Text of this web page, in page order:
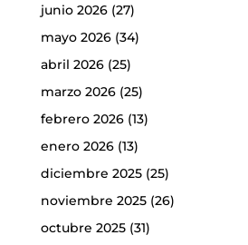
junio 2026(27)
mayo 2026(34)
abril 2026(25)
marzo 2026(25)
febrero 2026(13)
enero 2026(13)
diciembre 2025(25)
noviembre 2025(26)
octubre 2025(31)